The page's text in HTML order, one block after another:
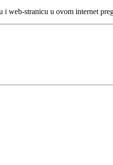
i web-stranicu u ovom internet